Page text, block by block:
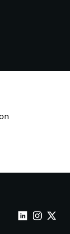
Wepoint sur
Wepoint